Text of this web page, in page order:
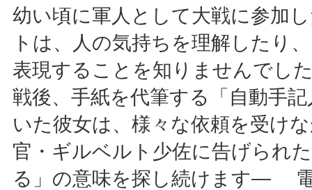
幼い頃に軍人として大戦に参加
トは、人の気持ちを理解したり
表現することを知りませんでし
戦後、手紙を代筆する「自動手
いた彼女は、様々な依頼を受け
官・ギルベルト少佐に告げられ
る」の意味を探し続けます―